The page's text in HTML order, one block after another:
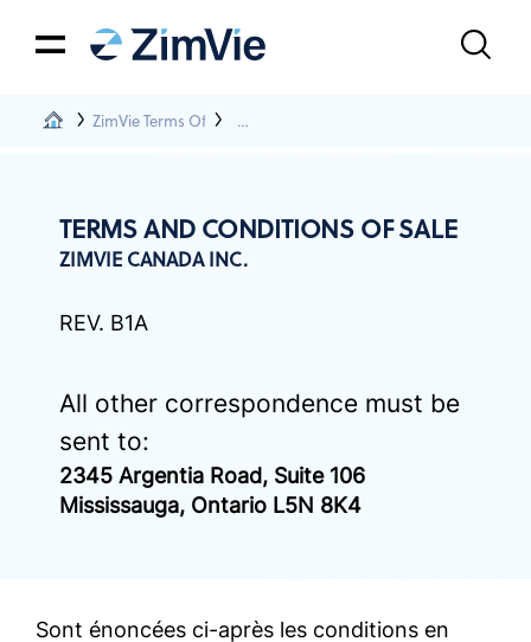
ZimVie Terms Of Use Terms & Conditions Of Sale - Canada
TERMS AND CONDITIONS OF SALE
ZIMVIE CANADA INC.
REV. B1A
All other correspondence must be
sent to:
2345 Argentia Road, Suite 106
Mississauga, Ontario L5N 8K4
Sont énoncées ci-après les conditions en